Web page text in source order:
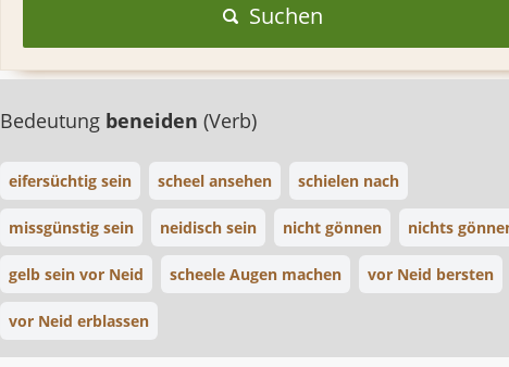
Suchen
Bedeutung beneiden (Verb)
eifersüchtig sein scheel ansehen schielen nach
missgünstig sein neidisch sein nicht gönnen nichts
gelb sein vor Neid scheele Augen machen vor Neid bersten
vor Neid erblassen